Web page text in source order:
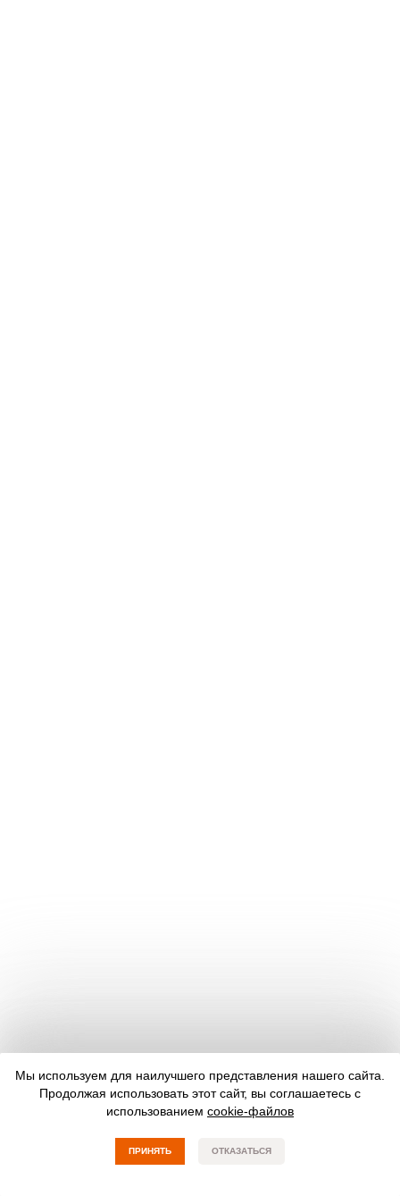
Мы используем для наилучшего представления нашего сайта.
Продолжая использовать этот сайт, вы соглашаетесь с
использованием cookie-файлов
ПРИНЯТЬ ОТКАЗАТЬСЯ